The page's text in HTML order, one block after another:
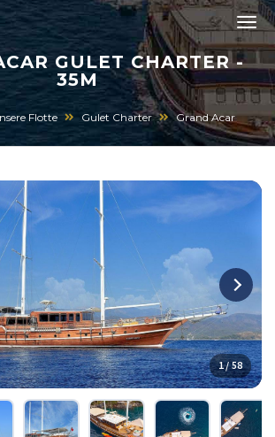
GULET CHARTER -
35M
Flotte Gulet Charter Grand Acar
1 / 58